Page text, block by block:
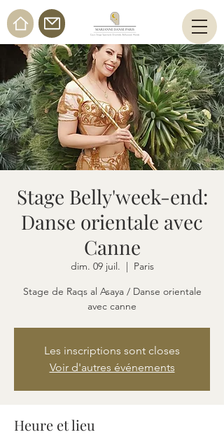
Stage Belly'week-end:
Danse orientale avec
Canne
dim. 09 juil.
  |
Paris
Stage de Raqs al Asaya / Danse orientale
avec canne
Les inscriptions sont closes
Voir d'autres événements
Heure et lieu